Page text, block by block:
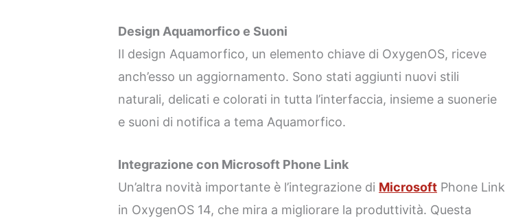
Design Aquamorfico e Suoni
Il design Aquamorfico, un elemento chiave di OxygenOS, riceve
anch’esso un aggiornamento. Sono stati aggiunti nuovi stili
naturali, delicati e colorati in tutta l’interfaccia, insieme a suonerie
e suoni di notifica a tema Aquamorfico.
Integrazione con Microsoft Phone Link
Un’altra novità importante è l’integrazione di Microsoft Phone Link
in OxygenOS 14, che mira a migliorare la produttività. Questa